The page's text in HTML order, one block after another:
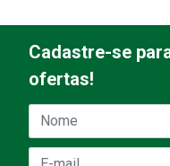
Cadastre-se
ofertas!